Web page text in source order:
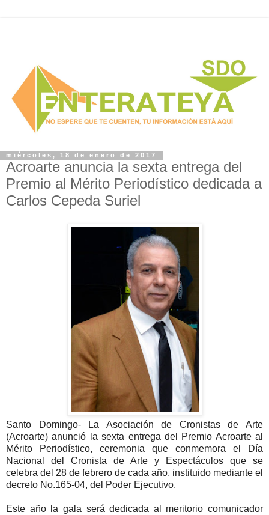
miércoles, 18 de enero de 2017
Acroarte anuncia la sexta entrega del
Premio al Mérito Periodístico dedicada a
Carlos Cepeda Suriel
Santo Domingo- La Asociación de Cronistas de Arte
(Acroarte) anunció la sexta entrega del Premio Acroarte al
Mérito Periodístico, ceremonia que conmemora el Día
Nacional del Cronista de Arte y Espectáculos que se
celebra del 28 de febrero de cada año, instituido mediante el
decreto No.165-04, del Poder Ejecutivo.
Este año la gala será dedicada al meritorio comunicador